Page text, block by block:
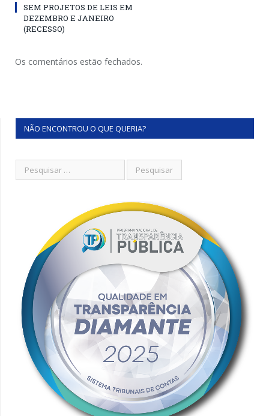
SEM PROJETOS DE LEIS EM
DEZEMBRO E JANEIRO
(RECESSO)
Os comentários estão fechados.
NÃO ENCONTROU O QUE QUERIA?